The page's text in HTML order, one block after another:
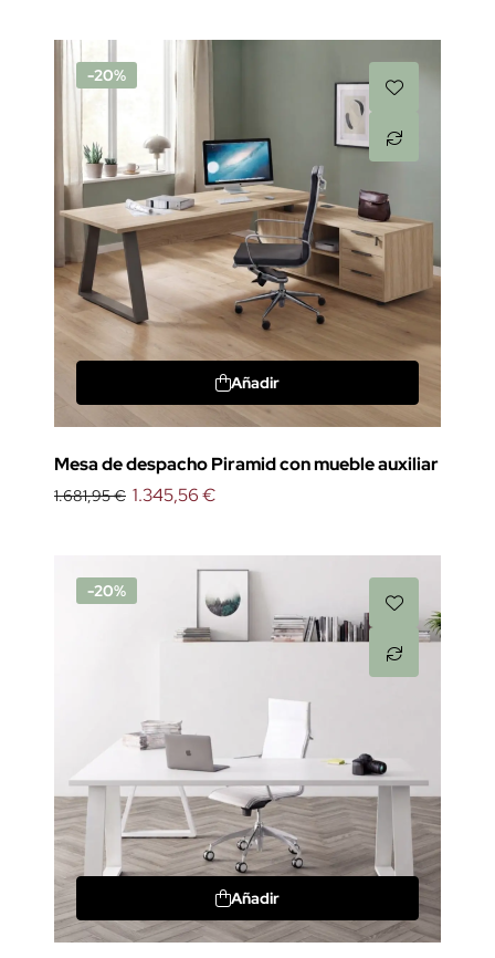
-20%
Añadir
Mesa de despacho Piramid con mueble auxiliar
1.681,95 € 1.345,56 €
-20%
Añadir